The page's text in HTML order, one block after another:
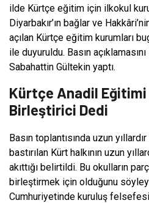
ilde Kürtçe eğitim için ilkokul
Diyarbakır’ın bağlar ve
açılan Kürtçe eğitim kurumları
ile duyuruldu. Basın
Sabahattin Gültekin yaptı.
Kürtçe Anadil Eğitimi
Birleştirici Dedi
Basın toplantısında uzun
bastırılan Kürt halkının uzun
akıttığı belirtildi. Bu okulların
birleştirmek için olduğunu
Cumhuriyetinde kuruluş